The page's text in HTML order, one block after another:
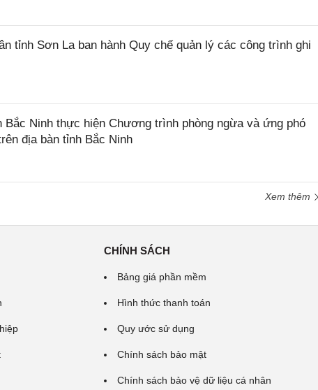
tỉnh Sơn La ban hành Quy chế quản lý các công trình ghi
Bắc Ninh thực hiện Chương trình phòng ngừa và ứng phó
địa bàn tỉnh Bắc Ninh
Xem thêm
CHÍNH SÁCH
Bảng giá phần mềm
Hình thức thanh toán
Quy ước sử dụng
Chính sách bảo mật
Chính sách bảo vệ dữ liệu cá nhân